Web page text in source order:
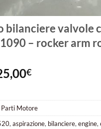
bilanciere valvole
– rocker arm
prezzo
€Il
attuale
è:
25,00€.
Parti Motore
, aspirazione, bilanciere, engine,